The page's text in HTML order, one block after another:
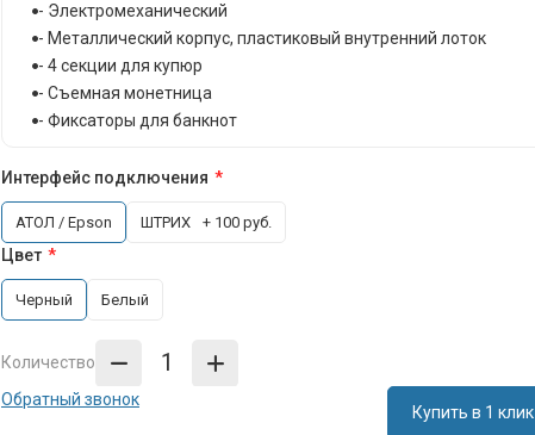
- Электромеханический
- Металлический корпус, пластиковый внутренний лоток
- 4 секции для купюр
- Съемная монетница
- Фиксаторы для банкнот
Интерфейс подключения
АТОЛ / Epson ШТРИХ + 100 руб.
Цвет
Черный Белый
Количество
Обратный звонок
Купить в 1 клик